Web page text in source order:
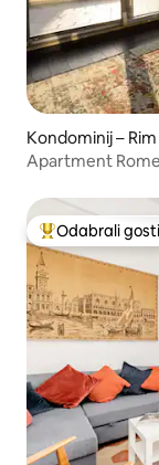
Kondominij – Rim
Apartment Rome
Među najviše
Odabrali gosti